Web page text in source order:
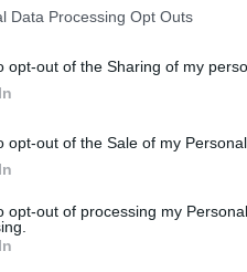
Data Processing Opt Outs
opt-out of the Sharing of my
opt-out of the Sale of my Personal
opt-out of processing my
optimális
árverést!